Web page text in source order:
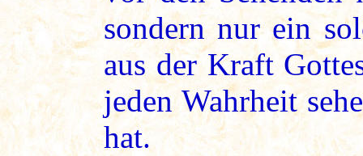
sondern nur ein
aus der Kraft
jeden Wahrheit
hat.